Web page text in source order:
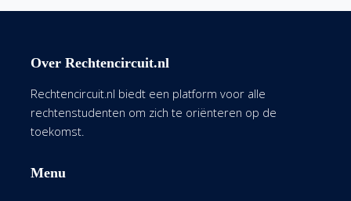
Over Rechtencircuit.nl
Rechtencircuit.nl biedt een platform voor alle
rechtenstudenten om zich te oriënteren op de
toekomst.
Menu